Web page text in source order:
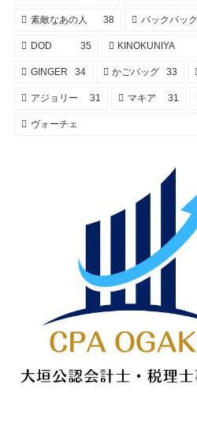
素敵なあの人 38 バックパック
DOD 35 KINOKUNIYA
GINGER 34 かごバッグ 33
アジョリー 31 マキア 31
ヴォーチェ